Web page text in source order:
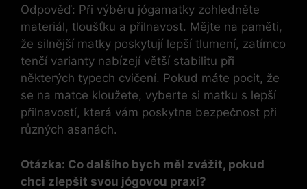
Odpověď: Při výběru jógamatky zohledněte
materiál, tloušťku a přilnavost. Mějte na paměti,
že silnější matky poskytují lepší tlumení, zatímco
tenčí varianty nabízejí větší stabilitu při
některých typech cvičení. Pokud máte pocit, že
se na matce kloužete, vyberte si matku s lepší
přilnavostí, která vám poskytne bezpečnost při
různých asanách.
Otázka: Co dalšího bych měl zvážit, pokud
chci zlepšit svou jógovou praxi?